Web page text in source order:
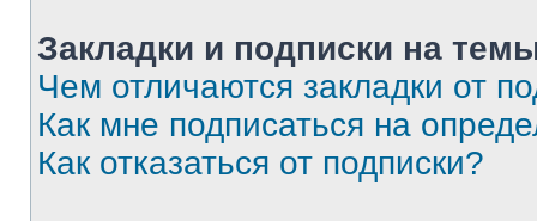
Закладки и подписки на
Чем отличаются закладки от
Как мне подписаться на
Как отказаться от подписки?